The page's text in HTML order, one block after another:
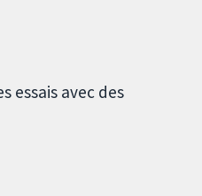
essais avec des